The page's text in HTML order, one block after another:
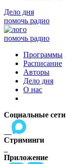
Дело дня
помочь радио
помочь радио
Программы
Расписание
Авторы
Дело дня
О нас
Социальные сети
Стриминги
Приложение